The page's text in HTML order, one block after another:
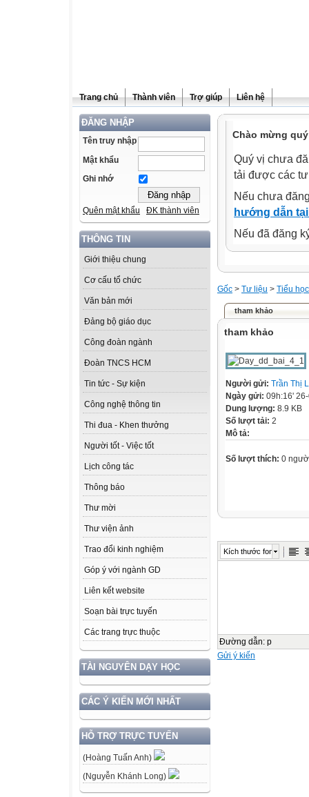
Trang chủ Thành viên Trợ giúp Liên hệ
ĐĂNG NHẬP
Tên truy nhập
Mật khẩu
Ghi nhớ
Quên mật khẩu ĐK thành viên
THÔNG TIN
Giới thiệu chung
Cơ cấu tổ chức
Văn bản mới
Đảng bộ giáo dục
Công đoàn ngành
Đoàn TNCS HCM
Tin tức - Sự kiện
Công nghệ thông tin
Thi đua - Khen thưởng
Người tốt - Việc tốt
Lịch công tác
Thông báo
Thư mời
Thư viện ảnh
Trao đổi kinh nghiệm
Góp ý với ngành GD
Liên kết website
Soạn bài trực tuyến
Các trang trực thuộc
TÀI NGUYÊN DẠY HỌC
CÁC Ý KIẾN MỚI NHẤT
HỖ TRỢ TRỰC TUYẾN
(Hoàng Tuấn Anh)
(Nguyễn Khánh Long)
Chào mừng
Quý vị chưa
tải được các
Nếu chưa
hướng dẫn
Nếu đã đăng
Gốc > Tư liệu > Tiểu học
tham khảo
tham khảo
Người gửi: Trần Thị
Ngày gửi: 09h:16'
Dung lượng: 8.9 KB
Số lượt tải: 2
Mô tả:
Số lượt thích: 0
Kích thước font
Đường dẫn: p
Gửi ý kiến